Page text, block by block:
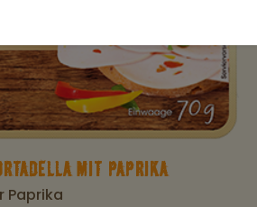
MIT PAPRIKA
Paprika